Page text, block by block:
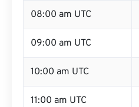
08:00 am UTC
09:00 am UTC
10:00 am UTC
11:00 am UTC